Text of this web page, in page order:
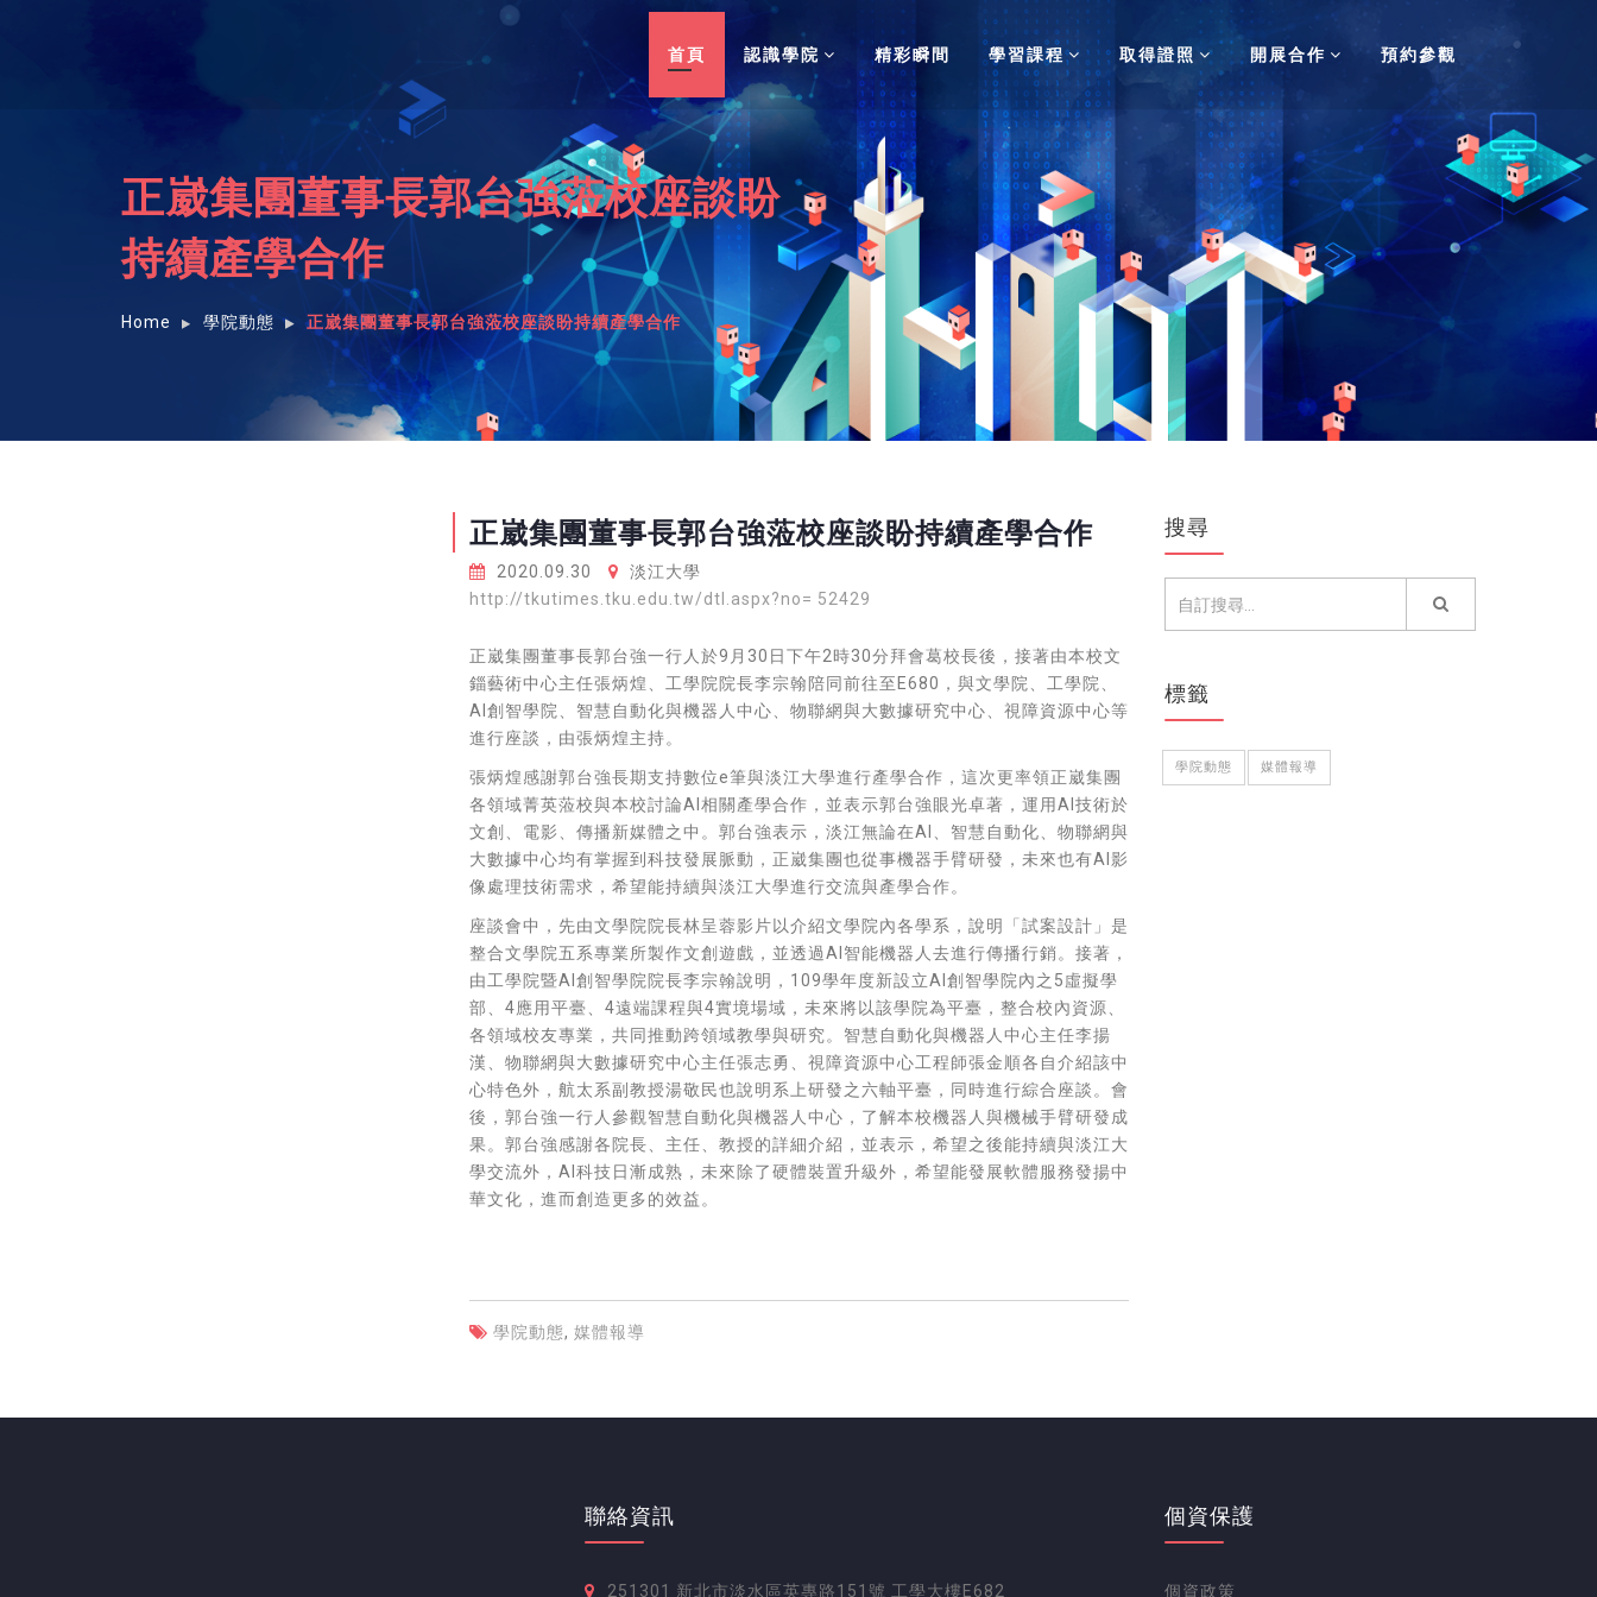
首頁 認識學院 精彩瞬間 學習課程 取得證照 開展合作 預約參觀
正崴集團董事長郭台強蒞校座談盼
持續產學合作
Home 學院動態 正崴集團董事長郭台強蒞校座談盼持續產學合作
正崴集團董事長郭台強蒞校座談盼持續產學合作
2020.09.30
淡江大學
http://tkutimes.tku.edu.tw/dtl.aspx?no= 52429
正崴集團董事長郭台強一行人於9月30日下午2時30分拜會葛校長後，接著由本校文
錙藝術中心主任張炳煌、工學院院長李宗翰陪同前往至E680，與文學院、工學院、
AI創智學院、智慧自動化與機器人中心、物聯網與大數據研究中心、視障資源中心等
進行座談，由張炳煌主持。
張炳煌感謝郭台強長期支持數位e筆與淡江大學進行產學合作，這次更率領正崴集團
各領域菁英蒞校與本校討論AI相關產學合作，並表示郭台強眼光卓著，運用AI技術於
文創、電影、傳播新媒體之中。郭台強表示，淡江無論在AI、智慧自動化、物聯網與
大數據中心均有掌握到科技發展脈動，正崴集團也從事機器手臂研發，未來也有AI影
像處理技術需求，希望能持續與淡江大學進行交流與產學合作。
座談會中，先由文學院院長林呈蓉影片以介紹文學院內各學系，說明「試案設計」是
整合文學院五系專業所製作文創遊戲，並透過AI智能機器人去進行傳播行銷。接著，
由工學院暨AI創智學院院長李宗翰說明，109學年度新設立AI創智學院內之5虛擬學
部、4應用平臺、4遠端課程與4實境場域，未來將以該學院為平臺，整合校內資源、
各領域校友專業，共同推動跨領域教學與研究。智慧自動化與機器人中心主任李揚
漢、物聯網與大數據研究中心主任張志勇、視障資源中心工程師張金順各自介紹該中
心特色外，航太系副教授湯敬民也說明系上研發之六軸平臺，同時進行綜合座談。會
後，郭台強一行人參觀智慧自動化與機器人中心，了解本校機器人與機械手臂研發成
果。郭台強感謝各院長、主任、教授的詳細介紹，並表示，希望之後能持續與淡江大
學交流外，AI科技日漸成熟，未來除了硬體裝置升級外，希望能發展軟體服務發揚中
華文化，進而創造更多的效益。
學院動態, 媒體報導
搜尋
標籤
學院動態 媒體報導
聯絡資訊
251301 新北市淡水區英專路151號 工學大樓E682
個資保護
個資政策